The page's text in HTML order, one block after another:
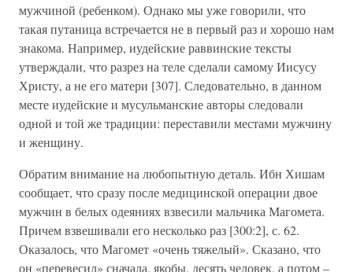
мужчиной (ребенком). Однако мы уже говорили, что
такая путаница встречается не в первый раз и хорошо нам
знакома. Например, иудейские раввинские тексты
утверждали, что разрез на теле сделали самому Иисусу
Христу, а не его матери [307]. Следовательно, в данном
месте иудейские и мусульманские авторы следовали
одной и той же традиции: переставили местами мужчину
и женщину.
Обратим внимание на любопытную деталь. Ибн Хишам
сообщает, что сразу после медицинской операции двое
мужчин в белых одеяниях взвесили мальчика Магомета.
Причем взвешивали его несколько раз [300:2], с. 62.
Оказалось, что Магомет «очень тяжелый». Сказано, что
он «перевесил» сначала, якобы, десять человек, а потом –